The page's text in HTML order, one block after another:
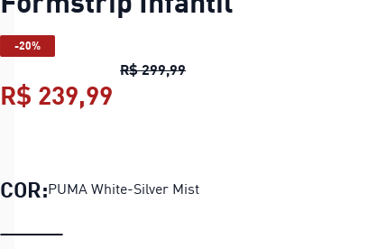
-20%
R$ 299,99Tênis Court Classic Vulc
R$ 239,99
COR:PUMA White-Silver Mist